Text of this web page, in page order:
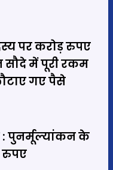
पर करोड़ रुपए
सौदे में पूरी रकम
गए पैसे
: पुनर्मूल्यांकन के
रुपए